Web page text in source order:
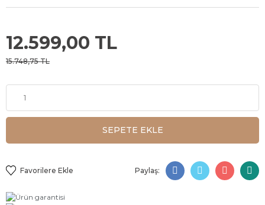
12.599,00 TL
15.748,75 TL
SEPETE EKLE
Paylaş: